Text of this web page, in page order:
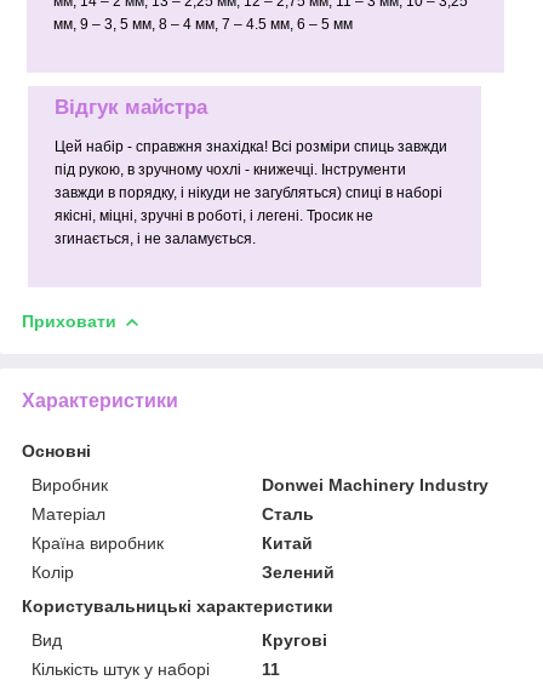
мм, 9 – 3, 5 мм, 8 – 4 мм, 7 – 4.5 мм, 6 – 5 мм
Відгук майстра
Цей набір - справжня знахідка! Всі розміри спиць завжди
під рукою, в зручному чохлі - книжечці. Інструменти
завжди в порядку, і нікуди не загубляться) спиці в наборі
якісні, міцні, зручні в роботі, і легені. Тросик не
згинається, і не заламується.
Приховати
Характеристики
Основні
Виробник
Donwei Machinery Industry
Матеріал
Сталь
Країна виробник
Китай
Колір
Зелений
Користувальницькі характеристики
Вид
Кругові
Кількість штук у наборі
11